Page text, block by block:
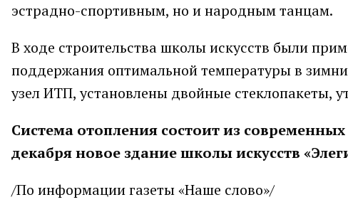
эстрадно-спортивным, но и народным танцам.
В ходе строительства школы искусств были
поддержания оптимальной температуры в
узел ИТП, установлены двойные стеклопакеты,
Система отопления состоит из
декабря новое здание школы искусств
/По информации газеты «Наше слово»/